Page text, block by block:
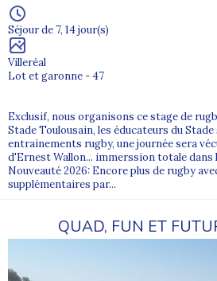
Séjour de 7, 14 jour(s)
Villeréal
Lot et garonne - 47
Exclusif, nous organisons ce stage de
Stade Toulousain, les éducateurs du
entrainements rugby, une journée sera
d'Ernest Wallon... immerssion totale dans
Nouveauté 2026: Encore plus de rugby
supplémentaires par...
QUAD, FUN ET